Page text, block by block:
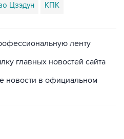
Цзэдун КПК
ленту
главных новостей сайта
новости в официальном